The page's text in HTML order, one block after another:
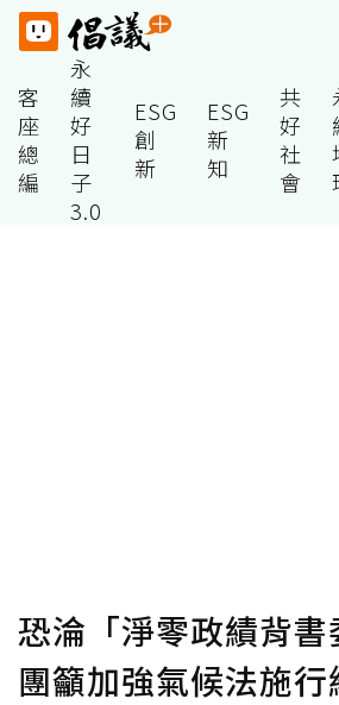
客
座
總
編
永
續
好
日
子
3.0
ESG
創
新
ESG
新
知
共
好
社
會
恐淪「淨零政績背
團籲加強氣候法施行